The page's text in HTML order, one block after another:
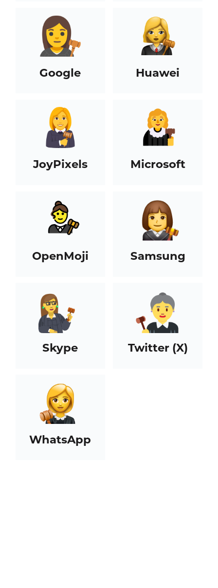
Google Huawei
JoyPixels Microsoft
OpenMoji Samsung
Skype Twitter (X)
WhatsApp